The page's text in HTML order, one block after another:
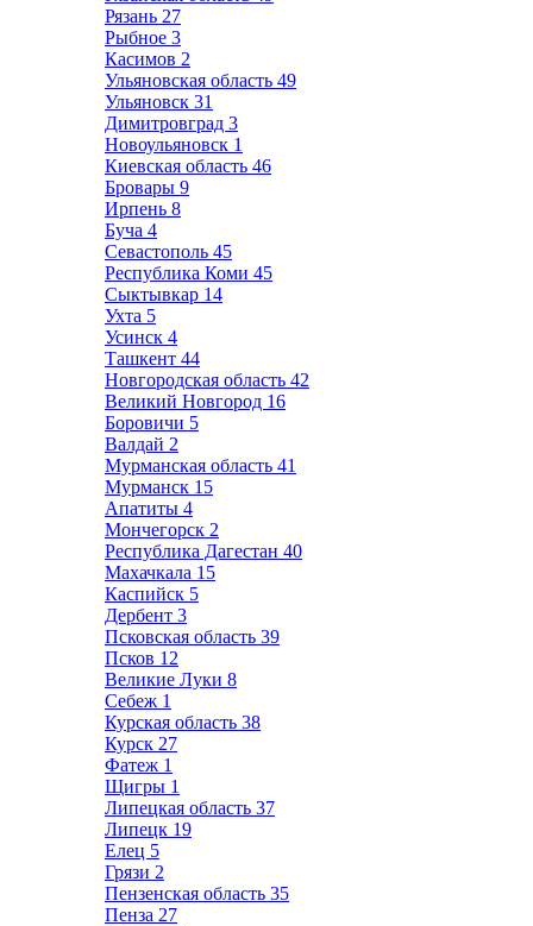
Рязань 27
Рыбное 3
Касимов 2
Ульяновская область 49
Ульяновск 31
Димитровград 3
Новоульяновск 1
Киевская область 46
Бровары 9
Ирпень 8
Буча 4
Севастополь 45
Республика Коми 45
Сыктывкар 14
Ухта 5
Усинск 4
Ташкент 44
Новгородская область 42
Великий Новгород 16
Боровичи 5
Валдай 2
Мурманская область 41
Мурманск 15
Апатиты 4
Мончегорск 2
Республика Дагестан 40
Махачкала 15
Каспийск 5
Дербент 3
Псковская область 39
Псков 12
Великие Луки 8
Себеж 1
Курская область 38
Курск 27
Фатеж 1
Щигры 1
Липецкая область 37
Липецк 19
Елец 5
Грязи 2
Пензенская область 35
Пенза 27